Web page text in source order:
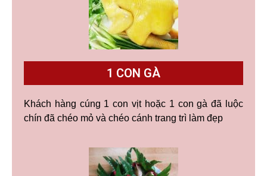
1 CON GÀ
Khách hàng cúng 1 con vịt hoặc 1 con gà đã luộc
chín đã chéo mỏ và chéo cánh trang trì làm đẹp